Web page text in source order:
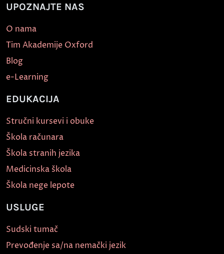
UPOZNAJTE NAS
O nama
Tim Akademije Oxford
Blog
e-Learning
EDUKACIJA
Stručni kursevi i obuke
Škola računara
Škola stranih jezika
Medicinska škola
Škola nege lepote
USLUGE
Sudski tumač
Prevođenje sa/na nemački jezik